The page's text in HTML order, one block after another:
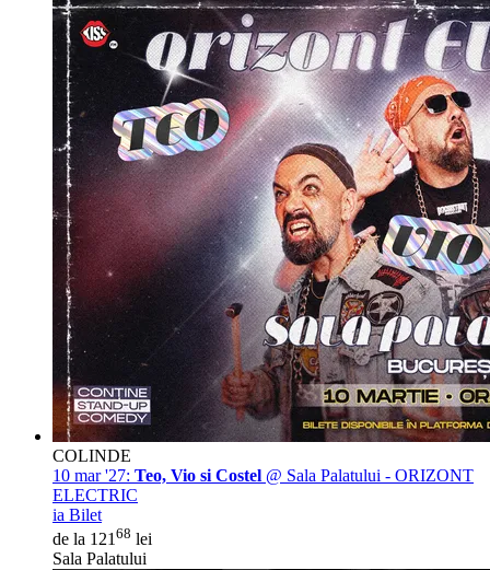
COLINDE
10 mar '27: Teo, Vio si Costel @ Sala Palatului - ORIZONT
ELECTRIC
ia Bilet
de la 121 68 lei
Sala Palatului